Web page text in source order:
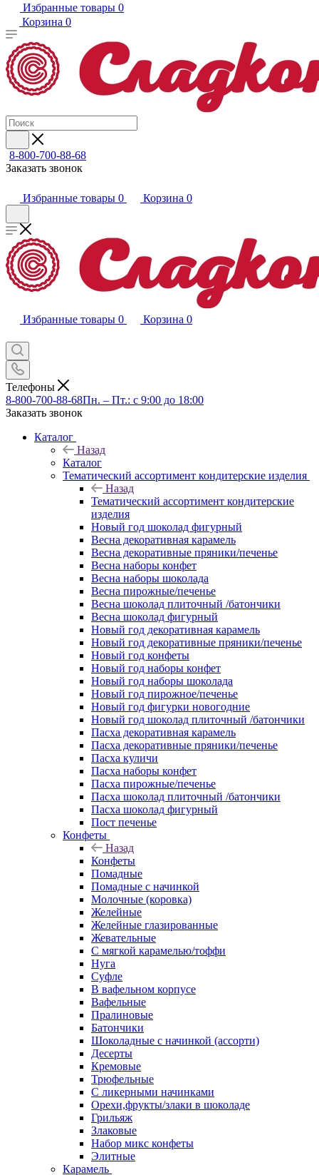
Избранные товары 0
Корзина 0
8-800-700-88-68
Заказать звонок
Избранные товары 0 Корзина 0
Избранные товары 0 Корзина 0
Телефоны
8-800-700-88-68Пн. – Пт.: с 9:00 до 18:00
Заказать звонок
Каталог
Назад
Каталог
Тематический ассортимент кондитерские изделия
Назад
Тематический ассортимент кондитерские
изделия
Новый год шоколад фигурный
Весна декоративная карамель
Весна декоративные пряники/печенье
Весна наборы конфет
Весна наборы шоколада
Весна пирожные/печенье
Весна шоколад плиточный /батончики
Весна шоколад фигурный
Новый год декоративная карамель
Новый год декоративные пряники/печенье
Новый год конфеты
Новый год наборы конфет
Новый год наборы шоколада
Новый год пирожное/печенье
Новый год фигурки новогодние
Новый год шоколад плиточный /батончики
Пасха декоративная карамель
Пасха декоративные пряники/печенье
Пасха куличи
Пасха наборы конфет
Пасха пирожные/печенье
Пасха шоколад плиточный /батончики
Пасха шоколад фигурный
Пост печенье
Конфеты
Назад
Конфеты
Помадные
Помадные с начинкой
Молочные (коровка)
Желейные
Желейные глазированные
Жевательные
С мягкой карамелью/тоффи
Нуга
Суфле
В вафельном корпусе
Вафельные
Пралиновые
Батончики
Шоколадные с начинкой (ассорти)
Десерты
Кремовые
Трюфельные
С ликерными начинками
Орехи,фрукты/злаки в шоколаде
Грильяж
Злаковые
Набор микс конфеты
Элитные
Карамель